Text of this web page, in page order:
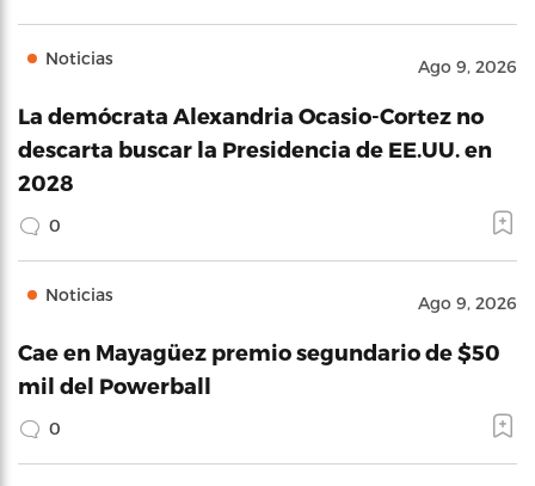
Noticias Ago 9, 2026
La demócrata Alexandria Ocasio-Cortez no
descarta buscar la Presidencia de EE.UU. en
2028
0
Noticias Ago 9, 2026
Cae en Mayagüez premio segundario de $50
mil del Powerball
0